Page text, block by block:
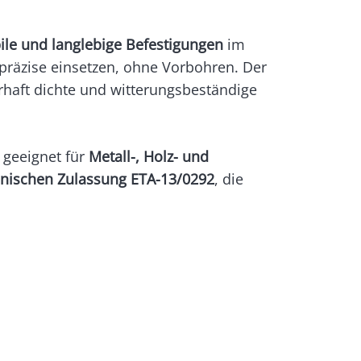
und langlebige Befestigungen im
einsetzen, ohne Vorbohren. Der
dichte und witterungsbeständige
für Metall-, Holz- und
Zulassung ETA-13/0292, die